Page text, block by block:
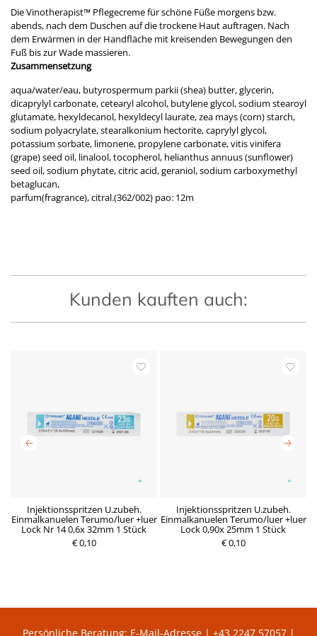
Die Vinotherapist™ Pflegecreme für schöne Füße morgens bzw.
abends, nach dem Duschen auf die trockene Haut auftragen. Nach
dem Erwärmen in der Handfläche mit kreisenden Bewegungen den
Fuß bis zur Wade massieren.
Zusammensetzung
aqua/water/eau, butyrospermum parkii (shea) butter, glycerin,
dicaprylyl carbonate, cetearyl alcohol, butylene glycol, sodium stearoyl
glutamate, hexyldecanol, hexyldecyl laurate, zea mays (corn) starch,
sodium polyacrylate, stearalkonium hectorite, caprylyl glycol,
potassium sorbate, limonene, propylene carbonate, vitis vinifera
(grape) seed oil, linalool, tocopherol, helianthus annuus (sunflower)
seed oil, sodium phytate, citric acid, geraniol, sodium carboxymethyl
betaglucan,
parfum(fragrance), citral.(362/002) pao: 12m
Kunden kauften auch:
Injektionsspritzen U.zubeh.
Einmalkanuelen Terumo/luer +luer
Lock Nr 14 0,6x 32mm 1 Stück
€ 0,10
Injektionsspritzen U.zubeh.
Einmalkanuelen Terumo/luer +luer
Lock 0,90x 25mm 1 Stück
€ 0,10
e
P
g
l
Persönliche Beratung: E-Mail-Adresse| +43 2247 57057|